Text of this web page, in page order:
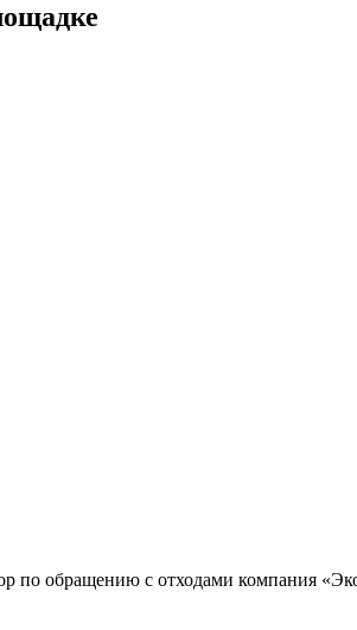
по обращению с отходами компания